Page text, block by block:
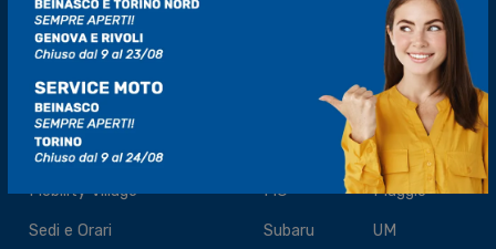
IL GRUPPO
Gruppo Mo.Vi
Mobility Village
Sedi e Orari
I NOSTRI MARCHI
MG
Subaru
Moto Morini
Piaggio
UM